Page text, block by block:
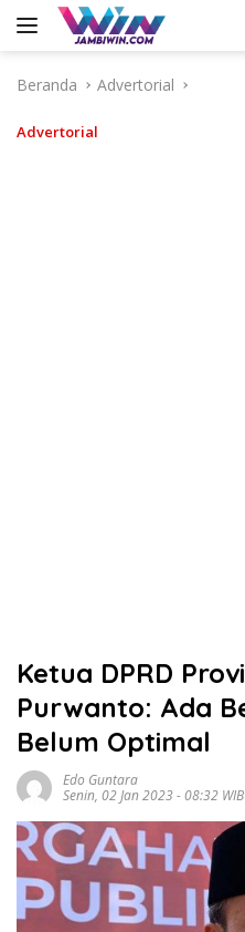
Langsung
Beranda
Advertorial
Advertorial
Ketua DPRD
Purwanto: Ada
Belum Optimal
Edo Guntara
Senin, 02 Jan 2023 - 08:32 WIB